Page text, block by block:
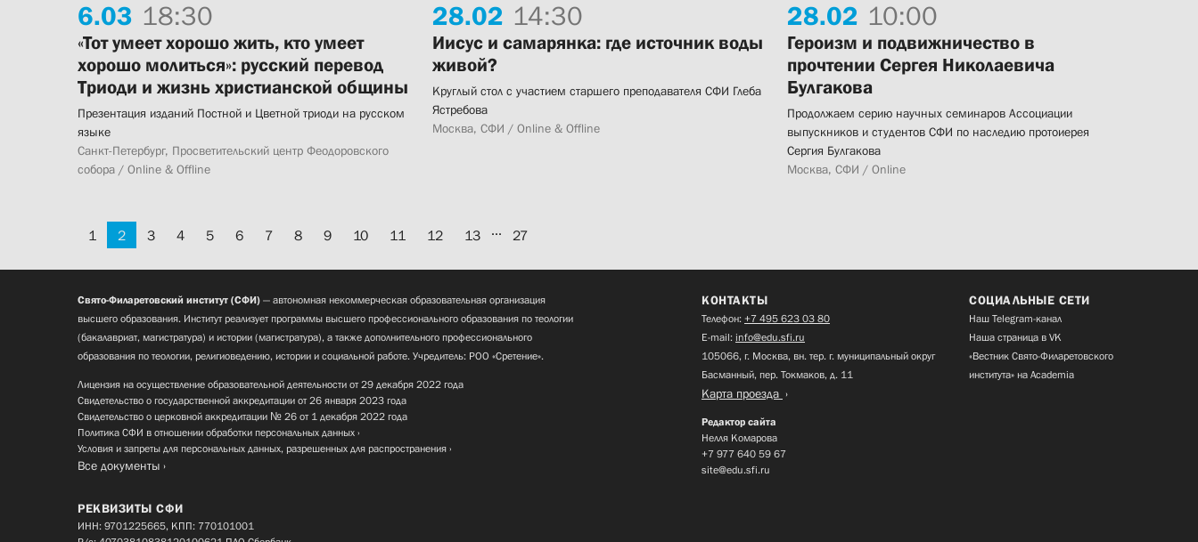
6.03 18:30
«Тот умеет хорошо жить, кто умеет
хорошо молиться»: русский перевод
Триоди и жизнь христианской общины
Презентация изданий Постной и Цветной триоди на русском
языке
Санкт-Петербург, Просветительский центр Феодоровского
собора / Online & Offline
28.02 14:30
Иисус и самарянка: где источник воды
живой?
Круглый стол с участием старшего преподавателя СФИ Глеба
Ястребова
Москва, СФИ / Online & Offline
28.02 10:00
Героизм и подвижничество в
прочтении Сергея Николаевича
Булгакова
Продолжаем серию научных семинаров Ассоциации
выпускников и студентов СФИ по наследию протоиерея
Сергия Булгакова
Москва, СФИ / Online
1 2 3 4 5 6 7 8 9 10 11 12 13 ... 27
Свято-Филаретовский институт (СФИ) — автономная некоммерческая образовательная организация
высшего образования. Институт реализует программы высшего профессионального образования по теологии
(бакалавриат, магистратура) и истории (магистратура), а также дополнительного профессионального
образования по теологии, религиоведению, истории и социальной работе. Учредитель: РОО «Сретение».
Лицензия на осуществление образовательной деятельности от 29 декабря 2022 года
Свидетельство о государственной аккредитации от 26 января 2023 года
Свидетельство о церковной аккредитации № 26 от 1 декабря 2022 года
Политика СФИ в отношении обработки персональных данных
Условия и запреты для персональных данных, разрешенных для распространения
Все документы
КОНТАКТЫ
Телефон: +7 495 623 03 80
E-mail: info@edu.sfi.ru
105066, г. Москва, вн. тер. г. муниципальный округ
Басманный, пер. Токмаков, д. 11
Карта проезда
Редактор сайта
Нелля Комарова
+7 977 640 59 67
site@edu.sfi.ru
СОЦИАЛЬНЫЕ СЕТИ
Наш Telegram-канал
Наша страница в VK
«Вестник Свято-Филаретовского
института» на Academia
РЕКВИЗИТЫ СФИ
ИНН: 9701225665, КПП: 770101001